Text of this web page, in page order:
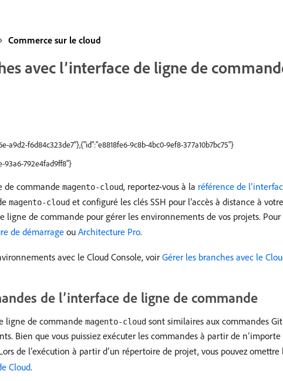
Commerce sur le cloud
avec l’interface de ligne de
a9d2-f6d84c323de7"},{"id":"e8818fe6-9c8b-4bc0-9ef8-377a10b7bc75"}
93a6-792e4fad9ff8"}
de commande magento-cloud, reportez-vous à la référence de
magento-cloud et configuré les clés SSH pour l’accès à distance à
ligne de commande pour gérer les environnements de vos projets.
de démarrage ou Architecture Pro.
avec le Cloud Console, voir Gérer les branches avec le
de l’interface de ligne de commande
ligne de commande magento-cloud sont similaires aux commandes
Bien que vous puissiez exécuter les commandes à partir de
de l’exécution à partir d’un répertoire de projet, vous pouvez
Cloud.